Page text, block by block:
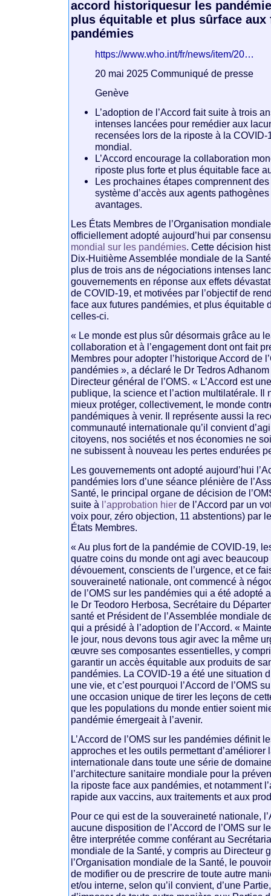
accord historiquesur les
plus équitable et plus sûrface aux
pandémies
https://www.who.int/fr/news/item/20…
20 mai 2025 Communiqué de presse
Genève
L’adoption de l’Accord fait suite à trois
intenses lancées pour remédier aux
recensées lors de la riposte à la
mondial.
L’Accord encourage la collaboration
riposte plus forte et plus équitable face
Les prochaines étapes comprennent
système d’accès aux agents
avantages.
Les États Membres de l’Organisation
officiellement adopté aujourd’hui par
mondial sur les pandémies. Cette décision
Dix-Huitième Assemblée mondiale de la
plus de trois ans de négociations intenses
gouvernements en réponse aux effets
de COVID-19, et motivées par l’objectif de
face aux futures pandémies, et plus équitable
celles-ci.
« Le monde est plus sûr désormais grâce au
collaboration et à l’engagement dont ont fait
Membres pour adopter l’historique Accord de
pandémies », a déclaré le Dr Tedros
Directeur général de l’OMS. « L’Accord est
publique, la science et l’action multilatérale. Il
mieux protéger, collectivement, le monde
pandémiques à venir. Il représente aussi la
communauté internationale qu’il convient
citoyens, nos sociétés et nos économies ne
ne subissent à nouveau les pertes endurées
Les gouvernements ont adopté aujourd’hui
pandémies lors d’une séance plénière de
Santé, le principal organe de décision de
suite à l’approbation hier de l’Accord par un
voix pour, zéro objection, 11 abstentions) par
États Membres.
« Au plus fort de la pandémie de COVID-19,
quatre coins du monde ont agi avec
dévouement, conscients de l’urgence, et ce
souveraineté nationale, ont commencé à
de l’OMS sur les pandémies qui a été adopté
le Dr Teodoro Herbosa, Secrétaire du
santé et Président de l’Assemblée mondiale
qui a présidé à l’adoption de l’Accord. «
le jour, nous devons tous agir avec la même
œuvre ses composantes essentielles, y
garantir un accès équitable aux produits de
pandémies. La COVID-19 a été une situation
une vie, et c’est pourquoi l’Accord de l’OMS
une occasion unique de tirer les leçons de
que les populations du monde entier soient
pandémie émergeait à l’avenir.
L’Accord de l’OMS sur les pandémies définit
approches et les outils permettant d’améliorer
internationale dans toute une série de
l’architecture sanitaire mondiale pour la
la riposte face aux pandémies, et notamment
rapide aux vaccins, aux traitements et aux
Pour ce qui est de la souveraineté nationale,
aucune disposition de l’Accord de l’OMS sur
être interprétée comme conférant au
mondiale de la Santé, y compris au Directeur
l’Organisation mondiale de la Santé, le
de modifier ou de prescrire de toute autre
et/ou interne, selon qu’il convient, d’une